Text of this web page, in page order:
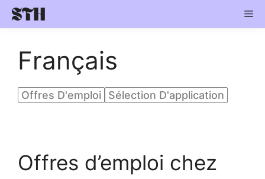
Skip
Français
Offres D'emploi Sélection D'application
Offres d’emploi chez